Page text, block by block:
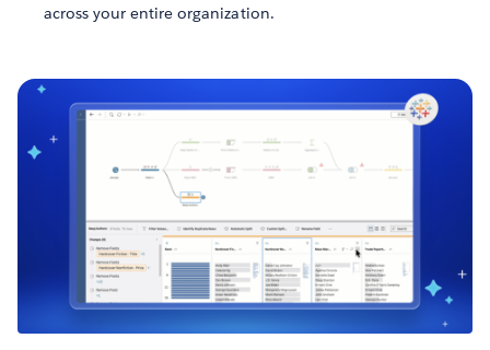
across your entire organization.